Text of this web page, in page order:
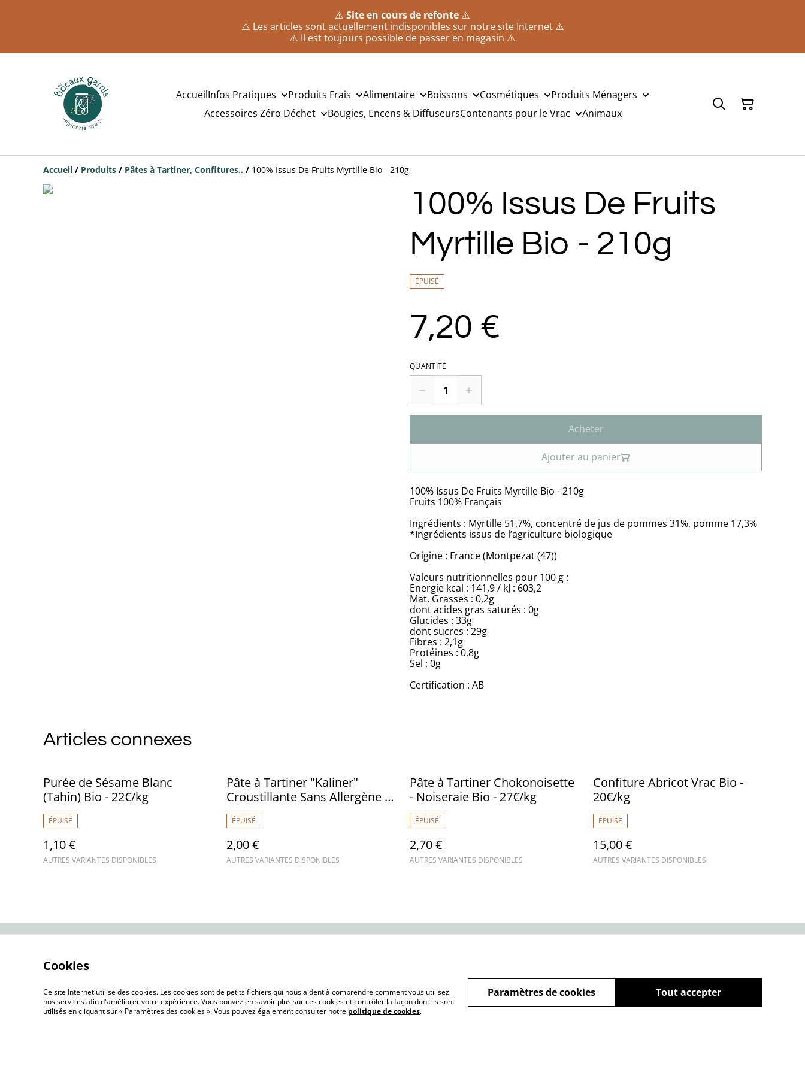
⚠️ Site en cours de refonte ⚠️
⚠️ Les articles sont actuellement indisponibles sur notre site Internet ⚠️
⚠️ Il est toujours possible de passer en magasin ⚠️
AccueilInfos Pratiques Produits Frais Alimentaire Boissons Cosmétiques
Produits Ménagers
Accessoires Zéro Déchet
Bougies, Encens & DiffuseursContenants pour le Vrac Animaux
Accueil / Produits / Pâtes à Tartiner, Confitures.. / 100% Issus De Fruits Myrtille Bio - 210g
100% Issus De Fruits
Myrtille Bio - 210g
ÉPUISÉ
7,20 €
QUANTITÉ
Acheter
Ajouter au panier
100% Issus De Fruits Myrtille Bio - 210g
Fruits 100% Français
Ingrédients : Myrtille 51,7%, concentré de jus de pommes 31%, pomme 17,3%
*Ingrédients issus de l’agriculture biologique
Origine : France (Montpezat (47))
Valeurs nutritionnelles pour 100 g :
Energie kcal : 141,9 / kJ : 603,2
Mat. Grasses : 0,2g
dont acides gras saturés : 0g
Glucides : 33g
dont sucres : 29g
Fibres : 2,1g
Protéines : 0,8g
Sel : 0g
Certification : AB
Articles connexes
Purée de Sésame Blanc
(Tahin) Bio - 22€/kg
ÉPUISÉ
1,10 €
AUTRES VARIANTES DISPONIBLES
Pâte à Tartiner "Kaliner"
Croustillante Sans Allergène &
Vegan Bio - 20€/kg
ÉPUISÉ
2,00 €
AUTRES VARIANTES DISPONIBLES
Pâte à Tartiner Chokonoisette
- Noiseraie Bio - 27€/kg
ÉPUISÉ
2,70 €
AUTRES VARIANTES DISPONIBLES
Confiture Abricot Vrac Bio -
20€/kg
ÉPUISÉ
15,00 €
AUTRES VARIANTES DISPONIBLES
Cookies
Ce site Internet utilise des cookies. Les cookies sont de petits fichiers qui nous aident à comprendre comment vous utilisez
nos services afin d'améliorer votre expérience. Vous pouvez en savoir plus sur ces cookies et contrôler la façon dont ils sont
utilisés en cliquant sur « Paramètres des cookies ». Vous pouvez également consulter notre politique de cookies.
Tout accepter
Paramètres de cookies